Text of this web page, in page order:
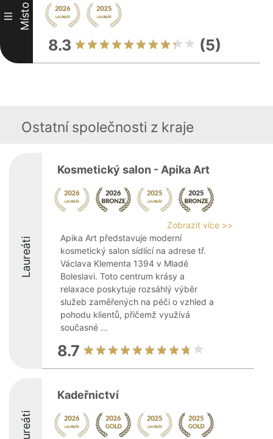
III Místo
8.3 (5)
Ostatní společnosti z kraje
Laureáti
Kosmetický salon - Apika Art
Zobrazit více >>
Apika Art představuje moderní
kosmetický salon sídlící na adrese tř.
Václava Klementa 1394 v Mladé
Boleslavi. Toto centrum krásy a
relaxace poskytuje rozsáhlý výběr
služeb zaměřených na péči o vzhled a
pohodu klientů, přičemž využívá
současné ...
8.7
Kadeřnictví